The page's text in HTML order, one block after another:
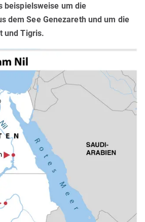
beispielsweise um die
dem See Genezareth und um die
und Tigris.